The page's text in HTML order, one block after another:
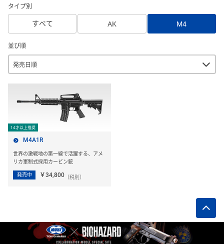
タイプ別
すべて AK M4
並び順
14才以上推奨
M4A1R
世界の激戦地の第一線で活躍する、アメ
リカ軍制式採用カービン銃
発売中 ￥34,800 （税別）